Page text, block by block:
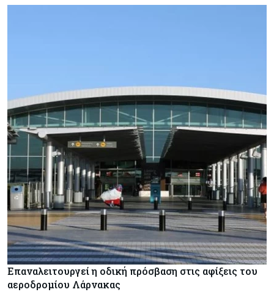
Επαναλειτουργεί η οδική πρόσβαση στις αφίξεις του
αεροδρομίου Λάρνακας